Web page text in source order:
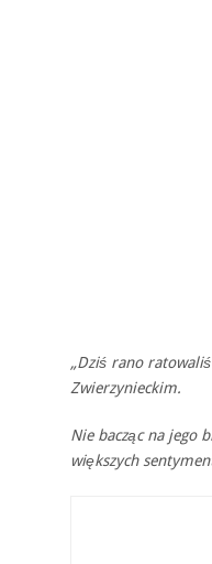
„Dziś rano
Zwierzynieckim.
Nie bacząc na jego
większych